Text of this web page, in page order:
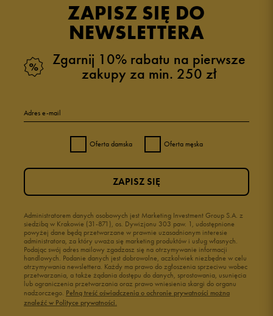
ZAPISZ SIĘ DO
NEWSLETTERA
Zgarnij 10% rabatu na pierwsze
zakupy za min. 250 zł
Adres e-mail
Oferta damska Oferta męska
Administratorem danych osobowych jest Marketing Investment Group S.A. z
siedzibą w Krakowie (31-871), os. Dywizjonu 303 paw. 1, udostępnione
powyżej dane będą przetwarzane w prawnie uzasadnionym interesie
administratora, za który uważa się marketing produktów i usług własnych.
Podając swój adres mailowy zgadzasz się na otrzymywanie informacji
handlowych. Podanie danych jest dobrowolne, aczkolwiek niezbędne w celu
otrzymywania newslettera. Każdy ma prawo do zgłoszenia sprzeciwu wobec
przetwarzania, a także żądania dostępu do danych, sprostowania, usunięcia
lub ograniczenia przetwarzania oraz prawo wniesienia skargi do organu
nadzorczego. Pełną treść oświadczenia o ochronie prywatności można
znaleźć w Polityce prywatności.
ZAPISZ SIĘ